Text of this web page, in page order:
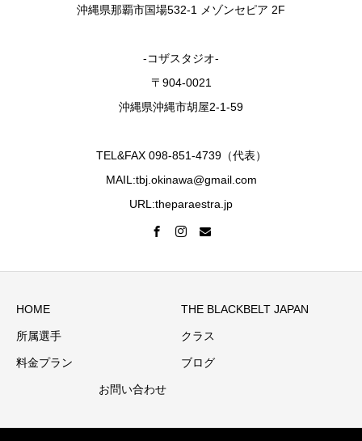
沖縄県那覇市国場532-1 メゾンセピア 2F
-コザスタジオ-
〒904-0021
沖縄県沖縄市胡屋2-1-59
TEL&FAX 098-851-4739（代表）
MAIL:tbj.okinawa@gmail.com
URL:theparaestra.jp
HOME THE BLACKBELT JAPAN
所属選手 クラス
料金プラン ブログ
お問い合わせ